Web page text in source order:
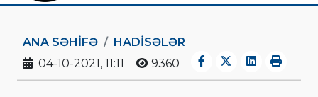
ANA SƏHIFƏ
HADİSƏLƏR
04-10-2021, 11:11
9360